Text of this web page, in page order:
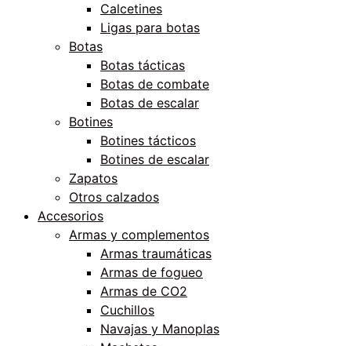
Calcetines
Ligas para botas
Botas
Botas tácticas
Botas de combate
Botas de escalar
Botines
Botines tácticos
Botines de escalar
Zapatos
Otros calzados
Accesorios
Armas y complementos
Armas traumáticas
Armas de fogueo
Armas de CO2
Cuchillos
Navajas y Manoplas